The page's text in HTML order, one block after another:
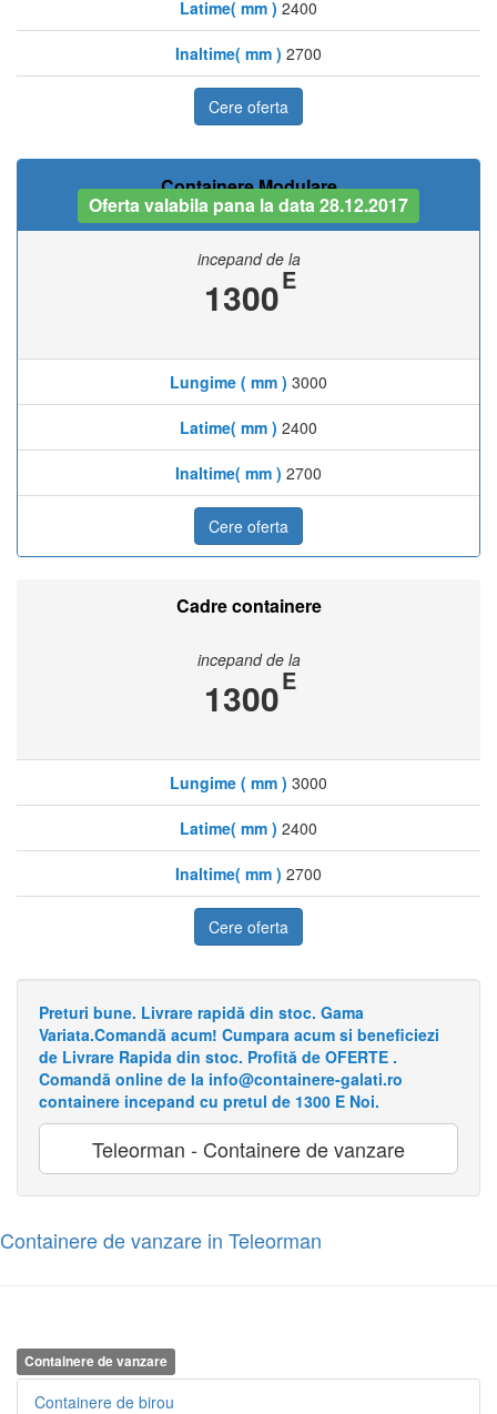
Latime( mm ) 2400
Inaltime( mm ) 2700
Cere oferta
Containere Modulare
Oferta valabila pana la data 28.12.2017
incepand de la
1300E
Lungime ( mm ) 3000
Latime( mm ) 2400
Inaltime( mm ) 2700
Cere oferta
Cadre containere
incepand de la
1300E
Lungime ( mm ) 3000
Latime( mm ) 2400
Inaltime( mm ) 2700
Cere oferta
Preturi bune. Livrare rapidă din stoc. Gama
Variata.Comandă acum! Cumpara acum si beneficiezi
de Livrare Rapida din stoc. Profită de OFERTE .
Comandă online de la info@containere-galati.ro
containere incepand cu pretul de 1300 E Noi.
Teleorman - Containere de vanzare
Containere de vanzare in Teleorman
Containere de vanzare
Containere de birou